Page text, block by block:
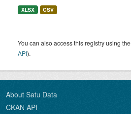
XLSX CSV
You can also access this registry using the
API).
About Satu Data
CKAN API